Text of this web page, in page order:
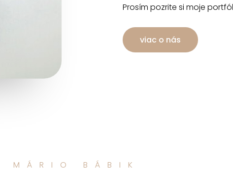
Prosím pozrite si moje
viac o nás
MÁRIO BÁBIK